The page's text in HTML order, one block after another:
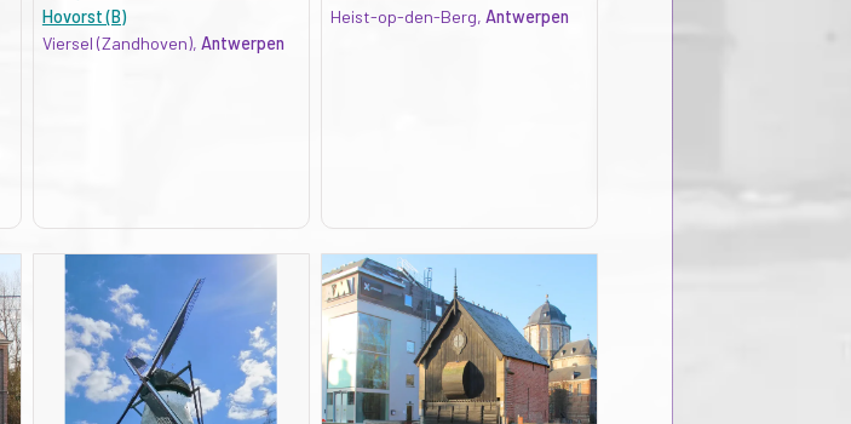
Hovorst (B)
Viersel (Zandhoven), Antwerpen
Heist-op-den-Berg, Antwerpen